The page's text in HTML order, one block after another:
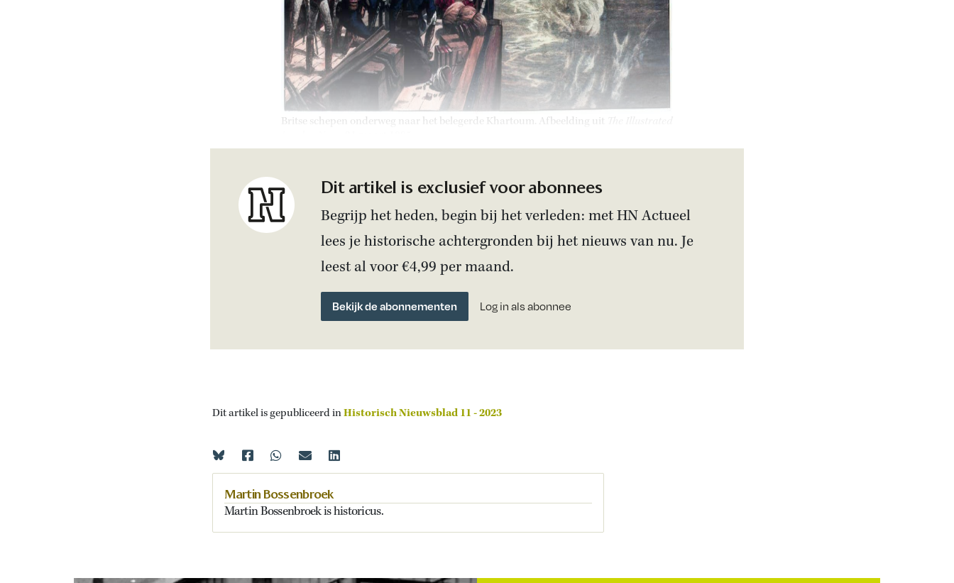
Britse schepen onderweg naar het belegerde Khartoum. Afbeelding uit
Dit artikel is exclusief voor abonnees
Begrijp het heden, begin bij het verleden: met HN Actueel
lees je historische achtergronden bij het nieuws van nu. Je
leest al voor €4,99 per maand.
Bekijk de abonnementen Log in als abonnee
Dit artikel is gepubliceerd inHistorisch Nieuwsblad 11 - 2023
Martin Bossenbroek
Martin Bossenbroek is historicus.